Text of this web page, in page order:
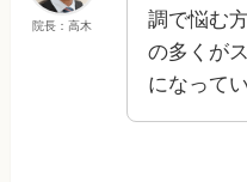
院長：高木
調で悩む
の多くが
になって